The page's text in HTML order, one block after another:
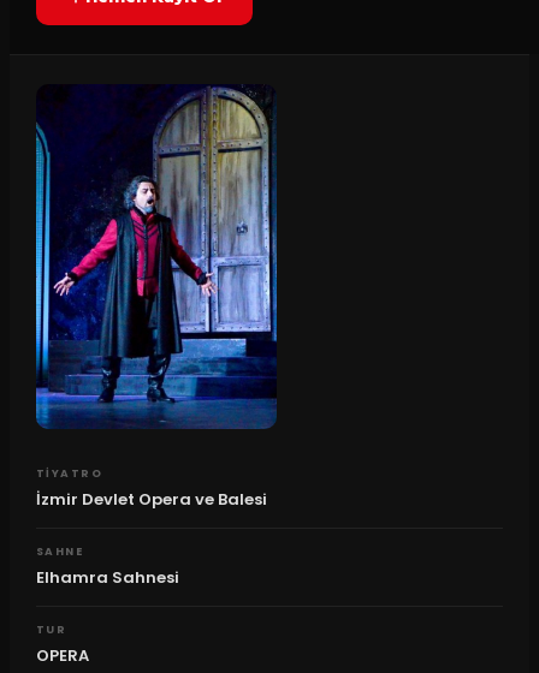
TIYATRO
İzmir Devlet Opera ve Balesi
SAHNE
Elhamra Sahnesi
TUR
OPERA